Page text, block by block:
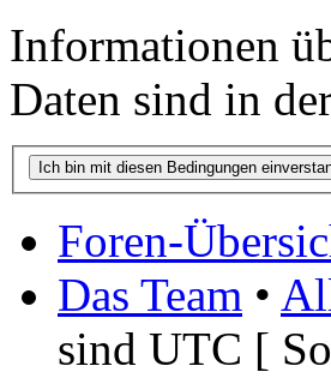
Informationen
Daten sind in
Foren-
Das Team •
sind UTC [